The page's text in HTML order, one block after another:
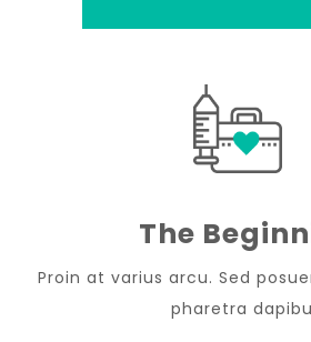
The
Proin at varius arcu. Sed
pharetra